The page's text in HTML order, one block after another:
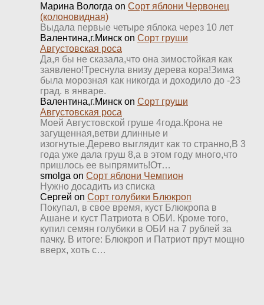
Марина Вологда on Сорт яблони Червонец
(колоновидная)
Выдала первые четыре яблока через 10 лет
Валентина,г.Минск on Сорт груши
Августовская роса
Да,я бы не сказала,что она зимостойкая как
заявлено!Треснула внизу дерева кора!Зима
была морозная как никогда и доходило до -23
град. в январе.
Валентина,г.Минск on Сорт груши
Августовская роса
Моей Августовской груше 4года.Крона не
загущенная,ветви длинные и
изогнутые.Дерево выглядит как то странно,В 3
года уже дала груш 8,а в этом году много,что
пришлось ее выпрямить!От…
smolga on Сорт яблони Чемпион
Нужно досадить из списка
Сергей on Сорт голубики Блюкроп
Покупал, в свое время, куст Блюкропа в
Ашане и куст Патриота в ОБИ. Кроме того,
купил семян голубики в ОБИ на 7 рублей за
пачку. В итоге: Блюкроп и Патриот прут мощно
вверх, хоть с…